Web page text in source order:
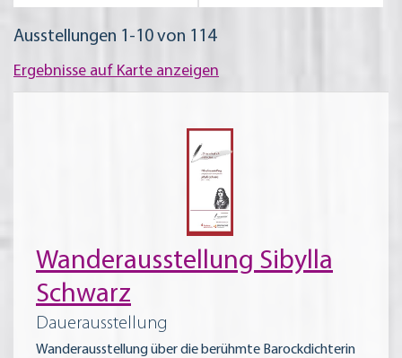
Ausstellungen 1-10 von 114
Ergebnisse auf Karte anzeigen
Wanderausstellung Sibylla
Schwarz
Dauerausstellung
Wanderausstellung über die berühmte Barockdichterin